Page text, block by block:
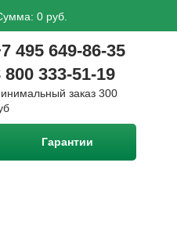
0 руб.
495 649-86-35
800 333-51-19
заказ 300
Гарантии